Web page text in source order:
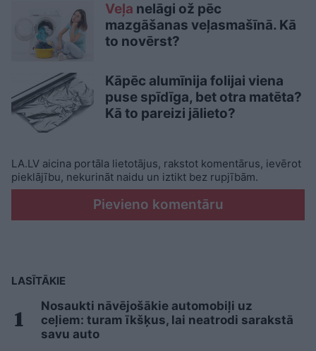
Veļa nelāgi ož pēc
mazgāšanas veļasmašīnā. Kā
to novērst?
Kāpēc alumīnija folijai viena
puse spīdīga, bet otra matēta?
Kā to pareizi jālieto?
LA.LV aicina portāla lietotājus, rakstot komentārus, ievērot
pieklājību, nekurināt naidu un iztikt bez rupjībām.
Pievieno komentāru
LASĪTĀKIE
Nosaukti nāvējošākie automobiļi uz
ceļiem: turam īkšķus, lai neatrodi sarakstā
savu auto